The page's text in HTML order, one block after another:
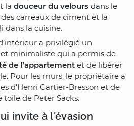
la douceur du velours dans le
carreaux de ciment et la
dans la cuisine.
a privilégié un
minimaliste qui a permis de
de l’appartement et de libérer
Pour les murs, le propriétaire a
d'Henri Cartier-Bresson et de
toile de Peter Sacks.
invite à l'évasion